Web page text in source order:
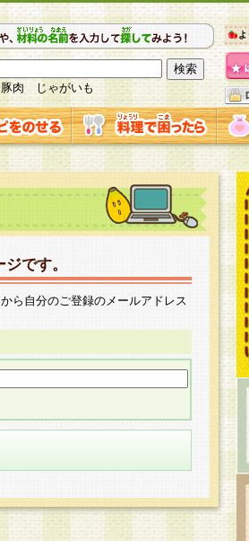
肉 じゃがいも
よ
です。
ら自分のご登録のメールアドレス